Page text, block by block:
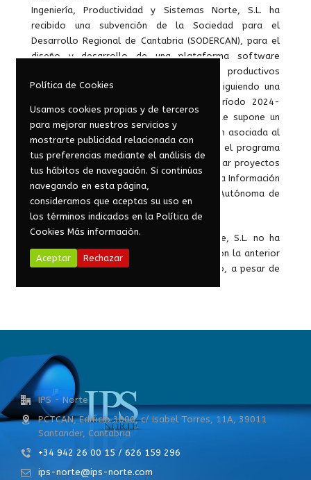
Ingeniería, Productividad y Sistemas Norte, S.L. ha
recibido una subvención de la Sociedad para el
Desarrollo Regional de Cantabria (SODERCAN), para el
diseño y desarrollo de una plataforma software
orientada a la optimización de entornos productivos
bajo el paradigma de la Industria 4.0 y siguiendo una
estrategia Smart Factory, durante el período 2024-
2025, por importe de 52.296,66 €, lo que supone un
35% sobre el total elegible de la inversión asociada al
proyecto. Esta subvención se enmarca en el programa
de ayudas de SODERCAN dedicado a apoyar proyectos
de I+D en el sector de las Tecnologías de la Información
y Comunicaciones (TIC) de la Comunidad Autónoma de
Ingeniería, Productividad y Sistemas Norte, S.L. no ha
recibido ninguna otra ayuda concurrente con la anterior
para la ejecución del mencionado proyecto, a pesar de
IPS - Norte
PCTCAN, Edificio 3000, c/ Isabel Torres, 11A, 39011
Santander, Cantabria
+34 942 26 00 15 / 626 159 296
ips-norte@ips-norte.com
Política de Cookies
Usamos cookies propias y de terceros
para mejorar nuestros servicios y
mostrarte publicidad relacionada con
tus preferencias mediante el análisis de
tus hábitos de navegación. Si continúas
navegando en esta página,
consideramos que aceptas su uso en
los términos indicados en la Política de
Cookies Más información.
Aceptar Rechazar